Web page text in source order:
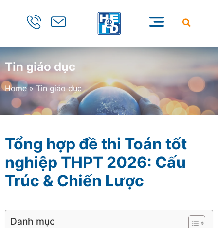
Tin giáo dục
Home»Tin giáo dục
Tổng hợp đề thi Toán tốt
nghiệp THPT 2026: Cấu
Trúc & Chiến Lược
Danh mục